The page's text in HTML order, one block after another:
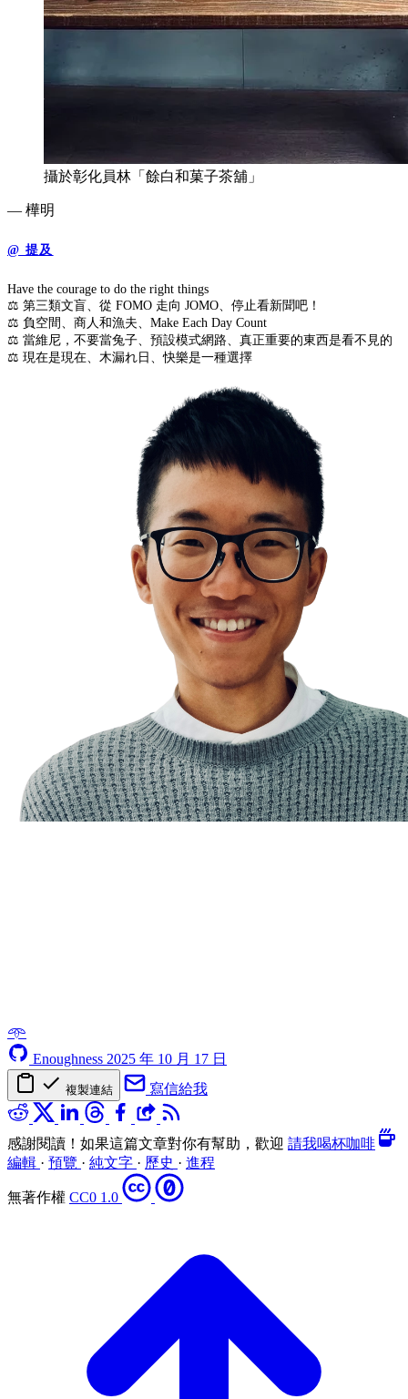
攝於彰化員林「餘白和菓子茶舖」
— 樺明
@ 提及
Have the courage to do the right things
⚖️ 第三類文盲、從 FOMO 走向 JOMO、停止看新聞吧！
⚖️ 負空間、商人和漁夫、Make Each Day Count
⚖️ 當維尼，不要當兔子、預設模式網路、真正重要的東西是看不見的
⚖️ 現在是現在、木漏れ日、快樂是一種選擇
𖥸
Enoughness 2025 年 10 月 17 日
複製連結 寫信給我
感謝閱讀！如果這篇文章對你有幫助，歡迎 請我喝杯咖啡
編輯 · 預覽 · 純文字 · 歷史 · 進程
無著作權 CC0 1.0